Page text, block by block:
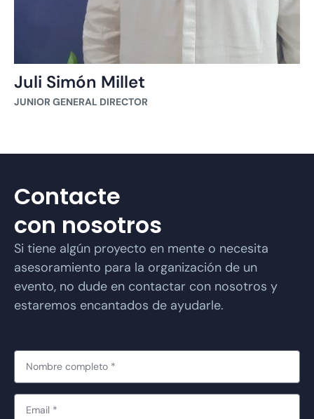
Juli Simón Millet
JUNIOR GENERAL DIRECTOR
Contacte
con nosotros
Si tiene algún proyecto en mente o necesita
asesoramiento para la organización de un
evento, no dude en contactar con nosotros y
estaremos encantados de ayudarle.